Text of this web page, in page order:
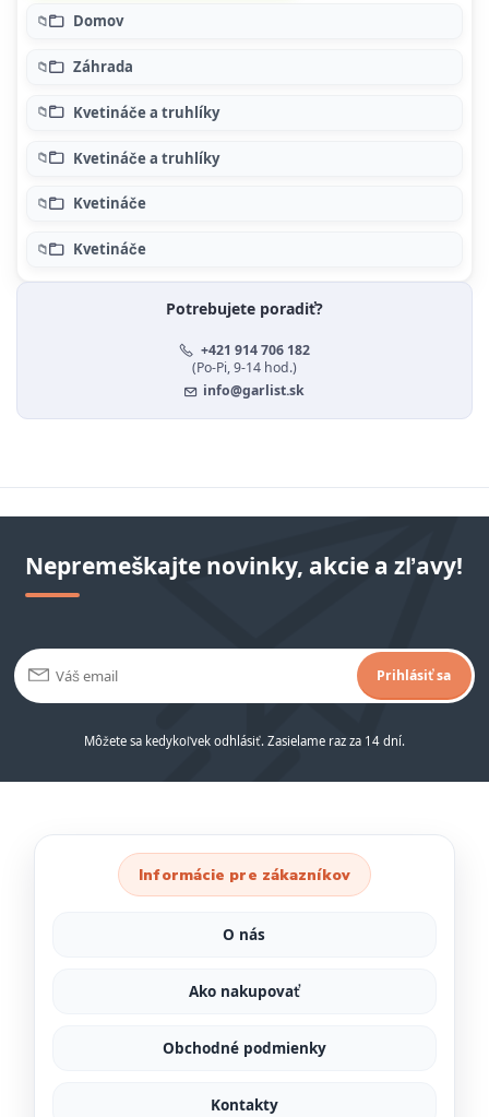
Domov
Záhrada
Kvetináče a truhlíky
Kvetináče a truhlíky
Kvetináče
Kvetináče
Potrebujete poradiť?
+421 914 706 182
(Po-Pi, 9-14 hod.)
info@garlist.sk
Nepremeškajte novinky, akcie a zľavy!
Prihlásiť sa
Môžete sa kedykoľvek odhlásiť. Zasielame raz za 14 dní.
Informácie pre zákazníkov
O nás
Ako nakupovať
Obchodné podmienky
Kontakty